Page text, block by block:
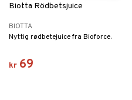
Biotta Rödbetsjuice
BIOTTA
Nyttig rødbetejuice fra Bioforce.
kr 69